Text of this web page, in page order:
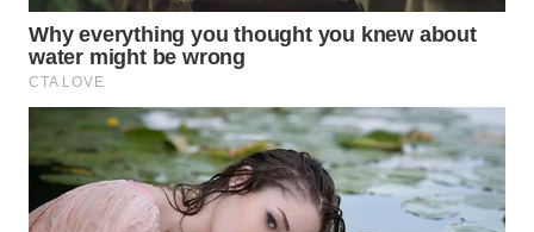
SULUT
WN
WN
MALUT